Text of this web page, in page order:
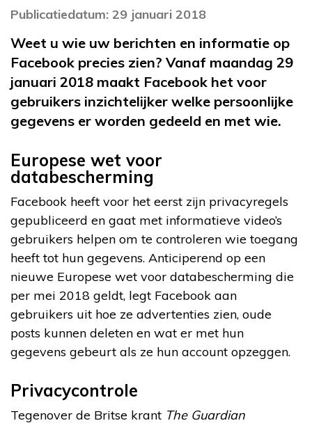
Publicatiedatum: 29 januari 2018
Weet u wie uw berichten en informatie op
Facebook precies zien? Vanaf maandag 29
januari 2018 maakt Facebook het voor
gebruikers inzichtelijker welke persoonlijke
gegevens er worden gedeeld en met wie.
Europese wet voor
databescherming
Facebook heeft voor het eerst zijn privacyregels
gepubliceerd en gaat met informatieve video’s
gebruikers helpen om te controleren wie toegang
heeft tot hun gegevens. Anticiperend op een
nieuwe Europese wet voor databescherming die
per mei 2018 geldt, legt Facebook aan
gebruikers uit hoe ze advertenties zien, oude
posts kunnen deleten en wat er met hun
gegevens gebeurt als ze hun account opzeggen.
Privacycontrole
Tegenover de Britse krant The Guardian